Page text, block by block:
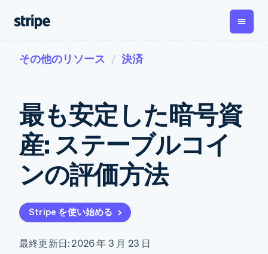
支払い
オンライン決
済
Managed
Payments
マーチャント
オブレコード
ソリューショ
ン
Payment links
不要の決済ペ
ージ
Checkout
構築済み決済
UI
Elements
収益
経常収益
Metronome
従量課金
サブスクリ
プション
サブスクリ
プションの
1 回限りまた
は継続
Tax
VAT の自動
Global
Payouts
第三者
への入
ットプ
イス
企業規模別
ユースケース別
エージェンティックコマ
ース
E コマース / ECサイト
埋込型金融
請求・財務関連
グローバルビジネス
マーケットプレイス
ドキュメント
ライブラリと SDK
Stripe Apps
ガイド
オンライン決済を受け付
け
構築済みの決済を実装
プラットフォームまたは
築する
学ぶ
ガイド
サポート
サポートに問い合わせる
管理サポートプラン
プロフェッショナルサー
ビス
その他のリソース 決済
最も安定した暗号資
産: ステーブルコイ
ンの評価方法
Stripe を使い始める
最終更新日: 2026 年 3 月 23 日